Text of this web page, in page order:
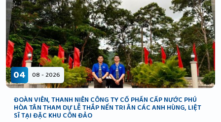
04 08 - 2026
ĐOÀN VIÊN, THANH NIÊN CÔNG TY CỔ PHẦN CẤP NƯỚC PHÚ
HÒA TÂN THAM DỰ LỄ THẮP NẾN TRI ÂN CÁC ANH HÙNG, LIỆT
SĨ TẠI ĐẶC KHU CÔN ĐẢO